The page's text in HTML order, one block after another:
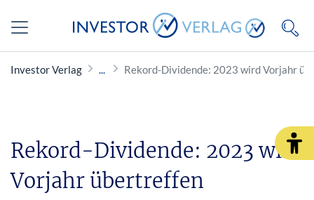
Investor Verlag Rekord-Dividende: 2023 wird Vorjahr
Rekord-Dividende: 2023 wird
Vorjahr übertreffen